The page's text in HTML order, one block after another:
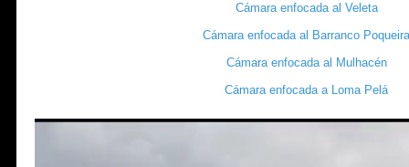
Cámara enfocada al Veleta
Cámara enfocada al Barranco Poqueira
Cámara enfocada al Mulhacén
Cámara enfocada a Loma Pelá